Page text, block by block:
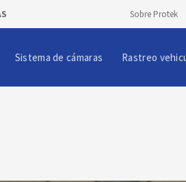
Sobre Protek
Sistema de cámaras Rastreo